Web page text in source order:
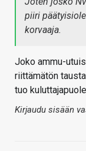
piiri
korvaaja.
Joko ammu-
riittämätön
tuo
Kirjaudu sisään